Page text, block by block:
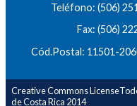
Teléfono: (506)
Fax: (506)
Cód.Postal: 11501-
Creative Commons
de Costa Rica 2014